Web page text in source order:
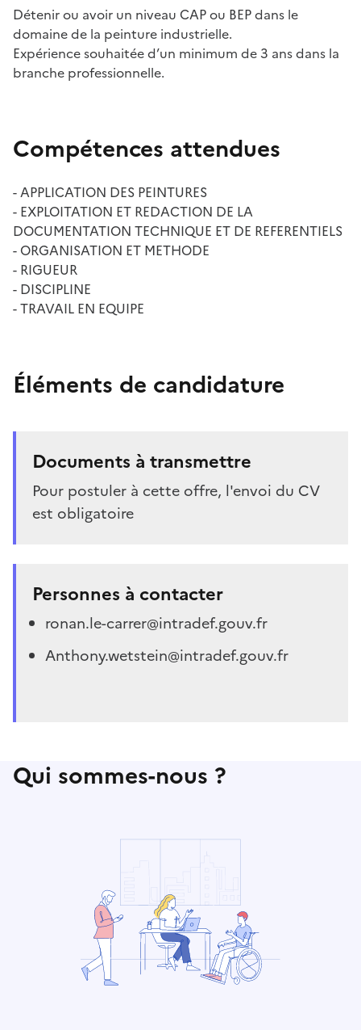
Détenir ou avoir un niveau CAP ou BEP dans le
domaine de la peinture industrielle.
Expérience souhaitée d’un minimum de 3 ans dans la
branche professionnelle.
Compétences attendues
- APPLICATION DES PEINTURES
- EXPLOITATION ET REDACTION DE LA
DOCUMENTATION TECHNIQUE ET DE REFERENTIELS
- ORGANISATION ET METHODE
- RIGUEUR
- DISCIPLINE
- TRAVAIL EN EQUIPE
Éléments de candidature
Documents à transmettre
Pour postuler à cette offre, l'envoi du CV
est obligatoire
Personnes à contacter
ronan.le-carrer@intradef.gouv.fr
Anthony.wetstein@intradef.gouv.fr
Qui sommes-nous ?